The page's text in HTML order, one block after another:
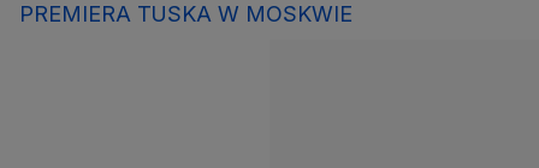
PREMIERA TUSKA W MOSKWIE